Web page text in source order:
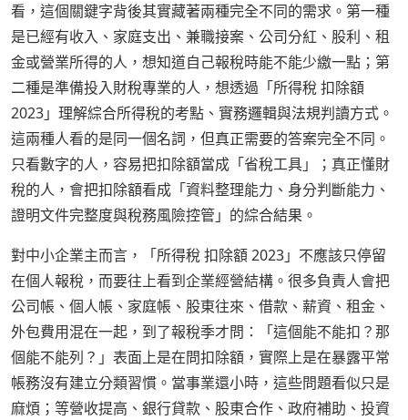
看，這個關鍵字背後其實藏著兩種完全不同的需求。第一種
是已經有收入、家庭支出、兼職接案、公司分紅、股利、租
金或營業所得的人，想知道自己報稅時能不能少繳一點；第
二種是準備投入財稅專業的人，想透過「所得稅 扣除額
2023」理解綜合所得稅的考點、實務邏輯與法規判讀方式。
這兩種人看的是同一個名詞，但真正需要的答案完全不同。
只看數字的人，容易把扣除額當成「省稅工具」；真正懂財
稅的人，會把扣除額看成「資料整理能力、身分判斷能力、
證明文件完整度與稅務風險控管」的綜合結果。
對中小企業主而言，「所得稅 扣除額 2023」不應該只停留
在個人報稅，而要往上看到企業經營結構。很多負責人會把
公司帳、個人帳、家庭帳、股東往來、借款、薪資、租金、
外包費用混在一起，到了報稅季才問：「這個能不能扣？那
個能不能列？」表面上是在問扣除額，實際上是在暴露平常
帳務沒有建立分類習慣。當事業還小時，這些問題看似只是
麻煩；等營收提高、銀行貸款、股東合作、政府補助、投資